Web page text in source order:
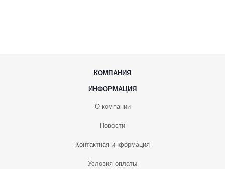
КОМПАНИЯ
ИНФОРМАЦИЯ
О компании
Новости
Контактная информация
Условия оплаты